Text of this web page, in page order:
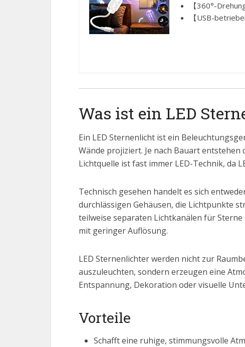
【360°-
【USB-
Was ist ein LED
Ein LED Sternenlicht ist ein
Wände projiziert. Je nach Bauart
Lichtquelle ist fast immer LED-Technik, da
Technisch gesehen handelt es sich
durchlässigen Gehäusen, die Lichtpunkte
teilweise separaten Lichtkanälen für
mit geringer Auflösung.
LED Sternenlichter werden nicht zur
auszuleuchten, sondern erzeugen eine
Entspannung, Dekoration oder visuelle
Vorteile
Schafft eine ruhige, stimmungsvolle